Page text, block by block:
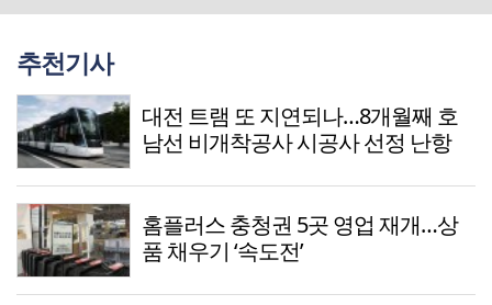
추천기사
대전 트램 또 지연되나…8개월째 호
남선 비개착공사 시공사 선정 난항
홈플러스 충청권 5곳 영업 재개…상
품 채우기 ‘속도전’